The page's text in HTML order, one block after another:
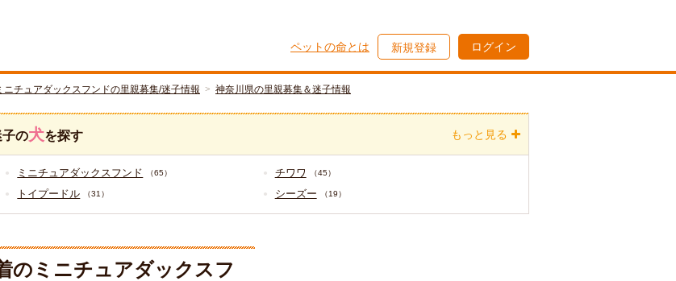
ペットの命とは 新規登録 ログイン
ニチュアダックスフンドの里親募集/迷子情報 神奈川県の里親募集＆迷子情報
子の犬を探す
ミニチュアダックスフンド （65） チワワ （45）
トイプードル （31） シーズー （19）
もっと見る
のミニチュアダックスフ